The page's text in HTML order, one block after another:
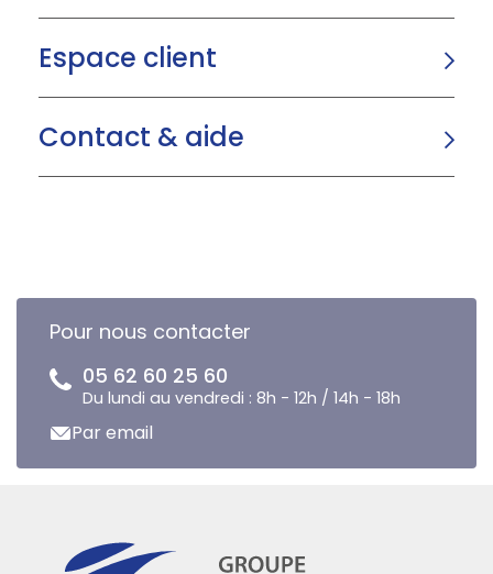
Espace client
Contact & aide
Pour nous contacter
05 62 60 25 60
Du lundi au vendredi : 8h - 12h / 14h - 18h
Par email